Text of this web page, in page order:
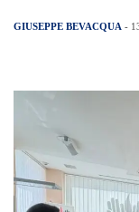
GIUSEPPE BEVACQUA -